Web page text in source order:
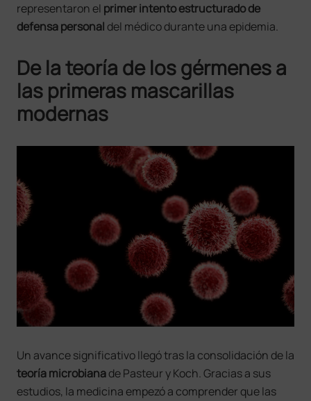
representaron el primer intento estructurado de
defensa personal del médico durante una epidemia.
De la teoría de los gérmenes a
las primeras mascarillas
modernas
Un avance significativo llegó tras la consolidación de la
teoría microbianade Pasteur y Koch. Gracias a sus
estudios, la medicina empezó a comprender que las